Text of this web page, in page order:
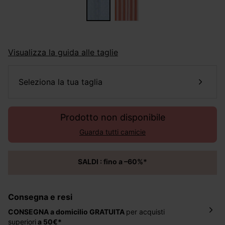
Visualizza la guida alle taglie
seleziona la tua taglia
Prodotto non disponibile
Guarda tutti camicie
SALDI : fino a –60%*
Consegna e resi
CONSEGNA a domicilio GRATUITA per acquisti
superiori a 50€*